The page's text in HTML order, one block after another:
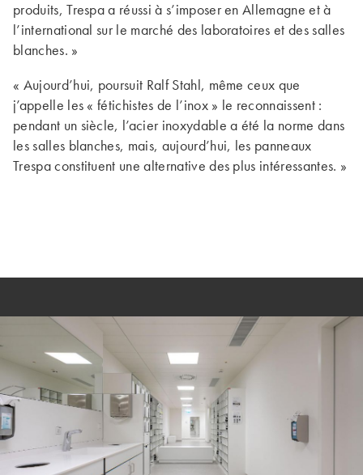
produits, Trespa a réussi à s’imposer en Allemagne et à
l’international sur le marché des laboratoires et des salles
blanches. »
« Aujourd’hui, poursuit Ralf Stahl, même ceux que
j’appelle les « fétichistes de l’inox » le reconnaissent :
pendant un siècle, l’acier inoxydable a été la norme dans
les salles blanches, mais, aujourd’hui, les panneaux
Trespa constituent une alternative des plus intéressantes. »